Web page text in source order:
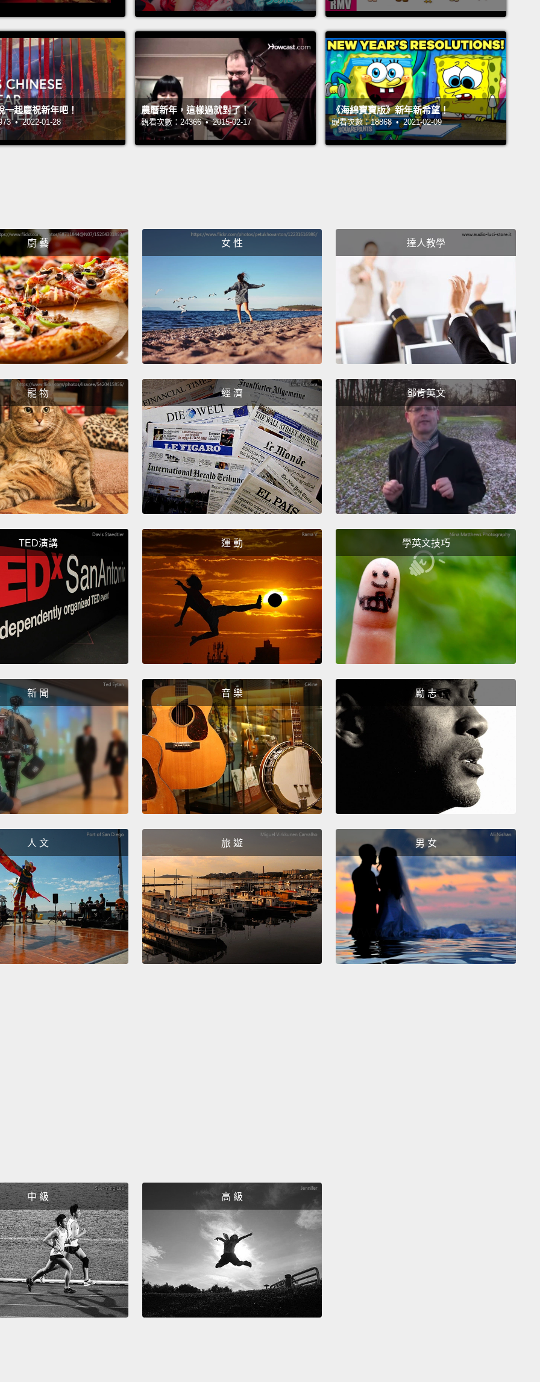
like dirty t-shirts, like everywhere, right? And it's all messy
and shit. Come on, fold your t-shirts! I mean, it's not hard,
alright. I can do it in like what, two or three seconds per t-
shirt. Check this out man! It's my own special way.
所以，最近，當你到你朋友家，你知道，只是去打發時間、玩
Xbox、看電影、聊影片或是任何東西，對吧？然後當你進到他
們房間，看到骯髒T恤到處都是，對吧？全都又亂又很噁心。
拜託，摺好你的T恤好嗎!我是說，這不難好嗎？我可以在好像
this method, you could be folding t-shirts like a boss.
Okay, like a dragon. Rawr! Like there's no tomorrow.
wanna learn this method? Okay, yeah, let me teach you
right now.
I've broken down this method into several
steps. So, let's take a closer look.
你看到了嗎？而那是慢動作。我為你放慢速度。這是我的平常
速度。哇靠，所以用這招，你可以超屌的摺衣服。好嗎，像隻
的，是的，讓我現在馬上教你。我已經把這招分解成好幾個步
驟。所以，讓我們看仔細。
Step one. Make a mark about one inch away from the left
side of your collar.
第一步：從領口左邊一英吋(約2.5公分)的地方做一個記號。
Step two. Draw a line downwards from the middle section
第二步：從你的T恤中間往下畫一條線，然後捏起來!
Step three. Connect the line with the mark that you made
earlier, and then pinch!
第三步：把那條線和你之前做的記號連上，然後捏起來!
Step four. Mentally mark a line as shown in the picture
and remember the end of the line.
第四步：如圖所示在心裡畫一條線，並記住線的尾端。
Continue from the position in step three, and watch the
right hand.
The right hand connects with the arrow, and
you end up in this position.
Now, both of your hands are
in a very uncomfortable position. All you have to do is get
out that position by doing this.
Boom! And now your
hands are back to normal.
Watch the thumb. Thumb
pinches down, and let go off your forefinger. Now, you are
pretty much done.
Now, all you have to do is flip the tee
over, and then fold, like so.
Mission accomplished. Easy
enough, huh!
從第三步的姿勢繼續，看看右手。右手跟箭頭部分連結，然後
你最後形成這樣的姿勢。現在，你的兩隻手處在一種很不舒服
的姿勢。所有你要做的就是這樣做，來擺脫那個姿勢。碰!而現
在你的手恢復正常了。看那隻大拇指。大拇指往下捏，然後放
一起慶祝新年吧！
• 2022-01-28
農曆新年，這樣過就對了！
觀看次數：24366 • 2015-02-17
《海綿寶寶版》新年新希望！
觀看次數：18868 • 2021-02-09
廚 藝 女 性 達人教學
寵 物 經 濟 鄧肯英文
TED演講 運 動 學英文技巧
新 聞 音 樂 勵 志
人 文 旅 遊 男 女
中 級 高 級